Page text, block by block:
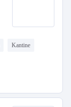
Kantine